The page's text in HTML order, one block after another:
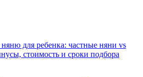
для ребенка: частные няни vs
стоимость и сроки подбора